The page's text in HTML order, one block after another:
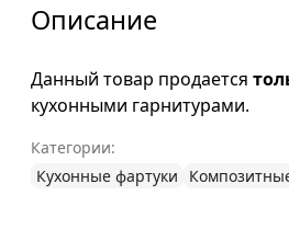
Описание
Данный товар продается
кухонными гарнитурами.
Категории:
Кухонные фартуки